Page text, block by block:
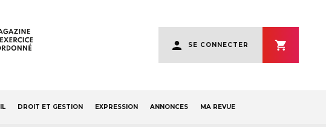
account
menu
SE CONNECTER
DROIT ET GESTION EXPRESSION ANNONCES MA REVUE